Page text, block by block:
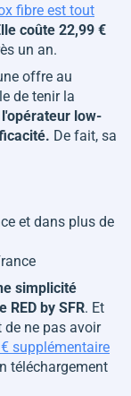
fibre est tout
coûte 22,99 €
un an.
offre au
de tenir la
l'opérateur low-
De fait, sa
et dans plus de
simplicité
by SFR. Et
ne pas avoir
supplémentaire
téléchargement